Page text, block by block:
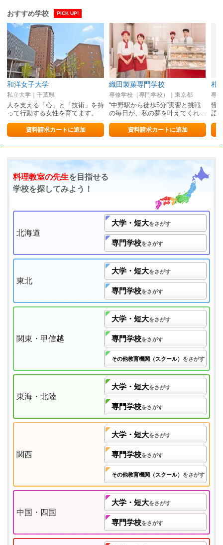
おすすめ学校 PICK UP!
和洋女子大学
私立大学｜千葉県
人を支える「心」と「技術」を持
って行動する女性を育てます。
資料請求カートに追加
織田製菓専門学校
専修学校（専門学校）｜東京都
“中野駅から徒歩5分”実習と挑戦
の毎日が、私の夢を叶えてくれ…
資料請求カートに追加
専
憧
語
料理教室の先生を目指せる
学校を探してみよう！
北海道
大学・短大をさがす
専門学校をさがす
東北
大学・短大をさがす
専門学校をさがす
関東・甲信越
大学・短大をさがす
専門学校をさがす
その他教育機関（スクール） をさがす
東海・北陸
大学・短大をさがす
専門学校をさがす
関西
大学・短大をさがす
専門学校をさがす
その他教育機関（スクール） をさがす
中国・四国
大学・短大をさがす
専門学校をさがす